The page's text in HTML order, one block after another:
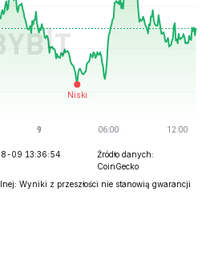
09 13:36:54
Źródło danych:
CoinGecko
Wyniki z przeszłości nie stanowią gwarancji